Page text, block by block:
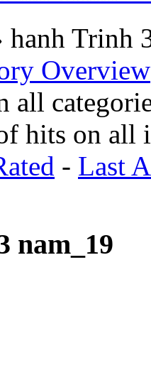
hanh Trinh
Overview
all
hits on all
- Last
nam_19